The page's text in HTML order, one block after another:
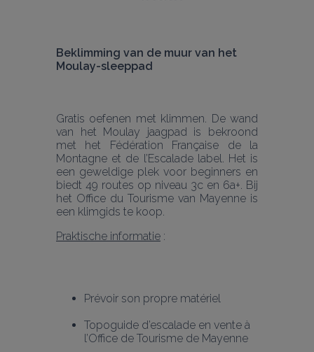
Beklimming van de muur van het
Moulay-sleeppad
Gratis oefenen met klimmen. De wand
van het Moulay jaagpad is bekroond
met het Fédération Française de la
Montagne et de l’Escalade label. Het is
een geweldige plek voor beginners en
biedt 49 routes op niveau 3c en 6a+. Bij
het Office du Tourisme van Mayenne is
Praktische informatie :
Prévoir son propre matériel
Topoguide d’escalade en vente à
l’Office de Tourisme de Mayenne